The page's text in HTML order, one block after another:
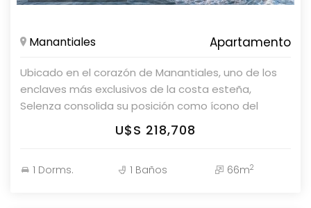
Manantiales Apartamento
Ubicado en el corazón de Manantiales, uno de los enclaves más exclusivos de la costa esteña, Selenza consolida su posición como ícono del lifestyle en Punta del Este. El proyecto inicia una nueva etapa de desarrollo que reafirma su visión de excelencia y sofisticación, incorporando cinco edificios residenciales diseñados por el prestigioso estudio Gómez Platero Arquitectura & Urbanismo. Rodeado de dunas, mar y naturaleza, Selenza representa una forma de habitar el este que combina amplitud, diseño y materiales nobles, reafirmando su espíritu como referente del buen vivir y la arquitectura contemporánea en Uruguay. 1. UBICACIÓN Selenza Residences & Beach Club, es un emprendimiento residencial de primera calidad ubicado sobre ruta 10 Km. 165, en Manantiales frente al mar. Estratégicamente situado ofrece una combinación única de tranquilidad y conexión, con fácil acceso a La Barra, Punta del Este y José Ignacio. 2. DESCRIPCIÓN GENERAL PROYECTO. El proyecto se integra con la naturaleza articulando 8 edificios bajos, estratégicamente implantados, respetando la geografía natural del terreno y ofreciendo vistas despejadas al mar. Las unidades de planta baja al frente, cuentan con jardín y piscina propia, buscando redefinir el lujo y el confort junto al mar. MEMORIA PARTICULAR EDIFICIOS 7 Y 8: En la presente Memoria Descriptiva, se describen los detalles y terminaciones generales de los edificios 7 y 8 del complejo Selenza. Unidades de 1, 2, 3 y 4 dormitorios, y exclusivos rooftops pergolados, pensados para ofrecer el máximo confort y un diseño innovador que eleva la experiencia de vivir junto al mar. El conjunto se desarrolla en régimen de propiedad horizontal con destino residencial. Cada torre dispone de un nivel de estacionamiento con garajes individuales y espacios de guardado (boxes o bauleras) comercializados de manera independiente. El acceso principal a cada edificio se resuelve en planta baja, a través de un lobby con control de ingreso y monitoreo por CCTV, garantizando seguridad y confort a los residentes. 3. AMENITIES. Bar en piscina exterior ubicado en el sector de piscina recreativa, area de spa y gimnasio con equipos de última generación, piscina exterior recreativa, piscina exterior semi olímpica climatizada, solarium tipo deck de madera con vistas al mar equipado con reposeras y sombrillas, sauna seco, cancha de tenis, cancha de paddle, cancha multiusos, sala de adolescentes y mucho mas. 4. DESCRIPCIÓN DE LOS EDIFICIOS SISTEMA CONSTRUCTIVO Y TERMINACIONES  Estructura tradicional de hormigón armado.  Muros exteriores de HCCA.  Revestimientos exteriores en terminación piedra o similar y madera o similar tipo wpc, en consonancia con las unidades ya edificadas en el complejo.  Tabiquería interior a realizarse sustancialmente en bloque HCCA o mampostería, para dotar a los diferentes ambientes de la vivienda de un mayor confort, eficiencia energética y aislamiento acústico. TERMINACIONES ESPACIOS COMUNES  Pavimentos con gran formato en hall de acceso y porcelanato rectificado de primera calidad en circulaciones.  Muros revocados, enduidos y pintados.  Cielorrasos suspendidos de yeso, enduido y pintado con pintura para cielorrasos.  Estacionamiento: pavimento de hormigón con endurecedor, terminados con llana mecánica.  Áreas técnicas, depósitos, etc. pavimento en alisado de arena y portland. LOBBY EXCLUSIVO PARA DEPARTAMENTOS  Acceso de cada edificio con proyección espacial hacia el exterior.  Pisos de porcelanato o similar de grandes dimensiones.  Iluminación y equipamiento contemporáneos. 4.4 GARAJES Y BAULERAS  Garaje en subsuelo, con acceso a las unidades a través de los ascensores.  Cocheras en planta baja con pérgolas de madera o similar.  Pavimento en hormigón llaneado.  Bauleras metálicas que se comercializan de manera independiente. SISTEMAS Y SERVICIOS DE ESPACIOS COMUNES SEGURIDAD  Portería 24 hs en garita de ingreso.  Circuito cerrado de TV con puntos de cámaras en todos los accesos al edificio, amenities y acceso vehicular.  Control de ingreso peatonal a través de lectora de tarjeta magnética o cerradura con clave digital. EQUIPOS  Grupo electrógeno para servicios de emergencia, respaldo de bomba de incendio, iluminación de Lobby y ascensores.  Cada edificio contará con dos ascensores de última generación. Su recorrido conectará todos los niveles, garajes, la planta de acceso y los niveles de apartamentos.  Controles de acceso.  Cámaras de CCTV.  Porteros eléctricos IP.  Bombas y otros equipamientos básicos de funcionamiento del emprendimiento.  Medidas de detección y alarma de incendio según normativa DNB. SISTEMAS E INSTALACIONES ACONDICIONAMIENTO TÉRMICO  Aire Acondicionado: Provisión e instalación de equipos de aire acondicionado y su correspondiente cañería de cobre, desagües y alimentación eléctrica, en living comedor, estar y dormitorios; sistema multi-split inverter.  Losa radiante eléctrica: Se instalará losa radiante individual eléctrica y control de temperatura en cada ambiente mediante termostato regulador con control de temperatura por ambiente. VENTILACIÓN  Instalación de equipos para extracción de aire en baños sin ventilación natural. GENERACIÓN DE AGUA CALIENTE SANITARIA  Termo tanques eléctricos individuales, ubicados de acuerdo al layout de la unidad. ELÉCTRICA  Cada apartamento tendrá tablero seccional con llaves electromagnéticas y disyuntor diferencial. CORRIENTES DÉBILES  Portero eléctrico IP.  Canalizaciones para TV cable en living, estar y dormitorios.  Previsión alimentación hub para futura instalación de domótica. MEDIDAS CONTRA INCENDIO  El edificio en su integridad contará con las medidas vigentes de protección contra incendio de acuerdo a la normativa de la Dirección Nacional de Bomberos.  El sistema de previsión y extinción de incendio contará con sistema electrónico de detector de humos, nichos para mangueras de incendio, alarmas, extintores y reserva de agua contra incendio. 5. DEPARTAMENTOS. TERMINACIONES GENERALES  Tabiques interiores de mampuestos de hormigón HCCA terminados con enduido y pintados con pintura látex.  Cielorrasos con losa de hormigón enduido y sectores suspendidos de placa de yeso y pintados con pintura látex anti hongos.  Pavimentos interiores de porcelanato rectificado de gran formato.  Revestimientos en baños con porcelanato de primera calidad. ESPECIFICACIONES POR LOCAL LIVING COMEDOR Y ESTAR  Puerta principal color blanco, con cerradura con código de acceso.  Zócalos de EPS color blanco.  Pisos de porcelanato rectificado de primera calidad, medidas 90x90cm o 120x120cm.  Sistema de carpintería en aluminio pintado color negro, de marca Aluminio del Uruguay, Hydro, o similar, fabricado con hojas con vidrios DVH, y previsión de guía para mosquitero.  Canalización para motorizar cortinas interiores. TERRAZAS  Pisos de porcelanato rectificado de primera calidad.  Pérgolas de madera o similar de acuerdo al diseño de la unidad.  Parrilleros en unidades de 2, 3 y 4 dormitorios de acuerdo al plano de cada unidad. En tipologías con parrillero: espacio de guardado para leña.  Barandas de mampostería, aluminio color negro y vidrio de seguridad. BAÑO TOILETTE  Puerta de madera con herrajes de primera calidad, terminación color blanco.  Piso de porcelanato o similar de primera calidad.  Zócalos de EPS color blanco.  Paredes pintadas con pintura lavable.  Mesada y lavatorio con diseño contemporáneo.  Inodoro con mochila y bidet marca Roca línea The Gap, o similar.  Grifería monocomando marca Hansgrohe línea Focus, o similar.  Espejo con iluminación led. SUITE PRINCIPAL  Puerta con herrajes de primera calidad, terminación color blanco.  Pisos de porcelanato rectificado de primera calidad, medidas 90x90cm o 120x120cm.  Zócalos de EPS color blanco.  Sistema de carpintería en aluminio pintado color negro, de marca Aluminio del Uruguay, Hydro o similar, fabricado con hojas con vidrios DVH, y previsión de guía para mosquitero.  Canalización para motorizar cortinas interiores.  Placares y vestidores de acuerdo al diseño de cada unidad, contarán con estantes, cajoneras, y sector de colgar. BAÑO SUITE PRINCIPAL  Puerta de madera con herrajes de primera calidad, terminación color blanco.  Piso y revestimiento de porcelanato rectificado de primera calidad.  Mesada de mármol o cuarzo.  Grifería monocomando marca Hansgrohe línea Focus, o similar.  Loza Sanitaria de primera calidad color blanco, lavatorio, inodoro con mochila y bidet marca Roca línea The Gap, o similar.  Ducha y bañera en unidades de 3 y 4 dormitorios, puede variar de acuerdo al plano de cada unidad.  Espejo con iluminación led.  Divisores o separadores en blindex, según sea el caso. DORMITORIOS Y HALL ÍNTIMO  Puerta de madera con herrajes de primera calidad, terminación color blanco.  Pisos de porcelanato rectificado de primera calidad, medidas 90x90cm o 120x120cm.  Zócalo de EPS color blanco.  Placares de acuerdo al diseño de cada unidad, contarán con estantes, cajoneras y sector de colgar.  Sistema de carpintería en aluminio pintado color negro, de marca Aluminio del Uruguay, Hydro o similar, fabricado con hojas con vidrios DVH, y previsión de guía para mosquitero.  Canalización para motorizar cortinas interiores. BAÑO DORMITORIOS  Puerta de madera con herrajes de primera calidad, terminación color blanco.  Piso y revestimiento de porcelanato rectificado de primera calidad.  Mesadas de cuarzo color blanco.  Grifería monocomando marca Hansgrohe línea Focus, o similar.  Loza Sanitaria de primera calidad color blanco, lavatorio, inodoro con mochila y bidet marca Roca línea The Gap, o similar.  Espejo. COCINAS  Pisos de porcelanato rectificado de primera calidad, medidas 90x90cm o 120x120cm.  Muebles de cocina bajo mesada y aéreos modulares con herrajes de primera calidad. Incluye protector en módulo bajo pileta y cubiertera.  Mesada y alzada de cuarzo color blanco con pileta de acero inoxidab
U$S 218,708
1 Dorms. 1 Baños 66m2